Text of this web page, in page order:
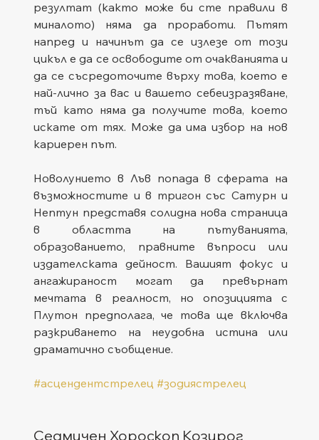
резултат (както може би сте правили в
миналото) няма да проработи. Пътят
напред и начинът да се излезе от този
цикъл е да се освободите от очакванията и
да се съсредоточите върху това, което е
най-лично за вас и вашето себеизразяване,
тъй като няма да получите това, което
искате от тях. Може да има избор на нов
кариерен път.
Новолунието в Лъв попада в сферата на
възможностите и в тригон със Сатурн и
Нептун представя солидна нова страница
в областта на пътуванията,
образованието, правните въпроси или
издателската дейност. Вашият фокус и
ангажираност могат да превърнат
мечтата в реалност, но опозицията с
Плутон предполага, че това ще включва
разкриването на неудобна истина или
драматично съобщение.
#асцендентстрелец #зодиястрелец
Седмичен Хороскоп Козирог